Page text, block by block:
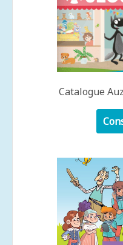
Catalogue